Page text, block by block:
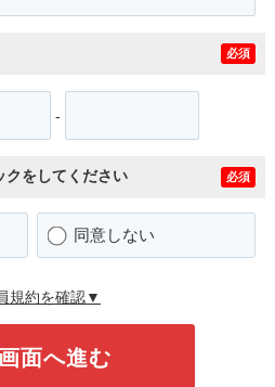
必須
-
クをしてください 必須
同意しない
規約を確認▼